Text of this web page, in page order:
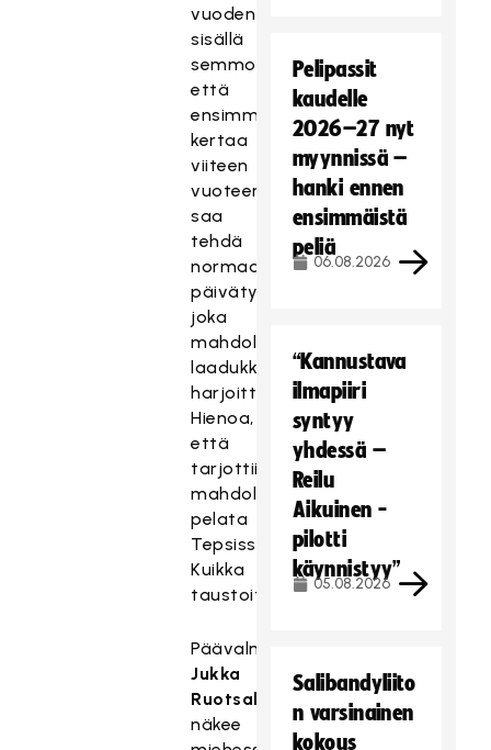
vuoden
sisällä
semmoiseksi,
että
ensimmäistä
kertaa
viiteen
vuoteen
saa
tehdä
normaalia
päivätyötä,
joka
mahdollistaa
laadukkaan
harjoittelun.
Hienoa,
että
tarjottiin
mahdollisuutta
pelata
Tepsissä,
Kuikka
taustoittaa.
Päävalmentaja
Jukka
Ruotsalainen
näkee
Pelipassit
kaudelle
2026–27 nyt
myynnissä –
hanki ennen
ensimmäistä
peliä
06.08.2026
“Kannustava
ilmapiiri
syntyy
yhdessä –
Reilu
Aikuinen -
pilotti
käynnistyy”
05.08.2026
Salibandyliito
n varsinainen
kokous